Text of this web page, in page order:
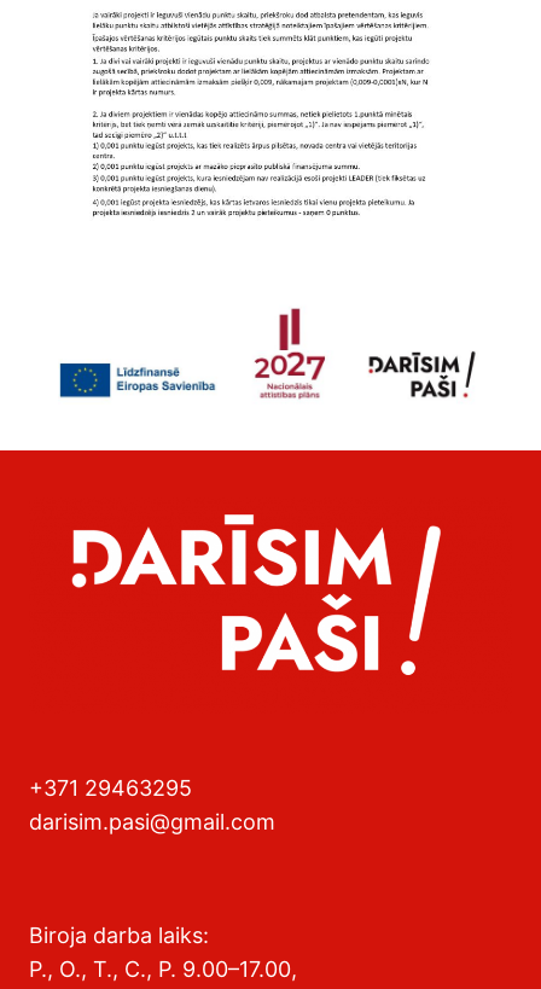
+371 29463295
darisim.pasi@gmail.com
Biroja darba laiks:
P., O., T., C., P. 9.00–17.00,